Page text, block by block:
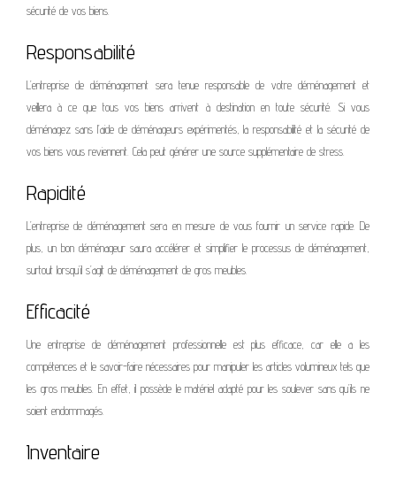
sécurité de vos biens.
Responsabilité
L’entreprise de déménagement sera tenue responsable de votre déménagement et
veillera à ce que tous vos biens arrivent à destination en toute sécurité. Si vous
déménagez sans l’aide de déménageurs expérimentés, la responsabilité et la sécurité de
vos biens vous reviennent. Cela peut générer une source supplémentaire de stress.
Rapidité
L’entreprise de déménagement sera en mesure de vous fournir un service rapide. De
plus, un bon déménageur saura accélérer et simplifier le processus de déménagement,
surtout lorsqu’il s’agit de déménagement de gros meubles.
Efficacité
Une entreprise de déménagement professionnelle est plus efficace, car elle a les
compétences et le savoir-faire nécessaires pour manipuler les articles volumineux tels que
les gros meubles. En effet, il possède le matériel adapté pour les soulever sans qu’ils ne
soient endommagés.
Inventaire